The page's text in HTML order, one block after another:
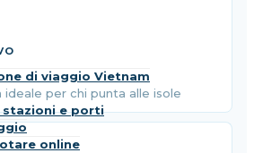
di viaggio Vietnam
e porti
online
per chi punta alle isole